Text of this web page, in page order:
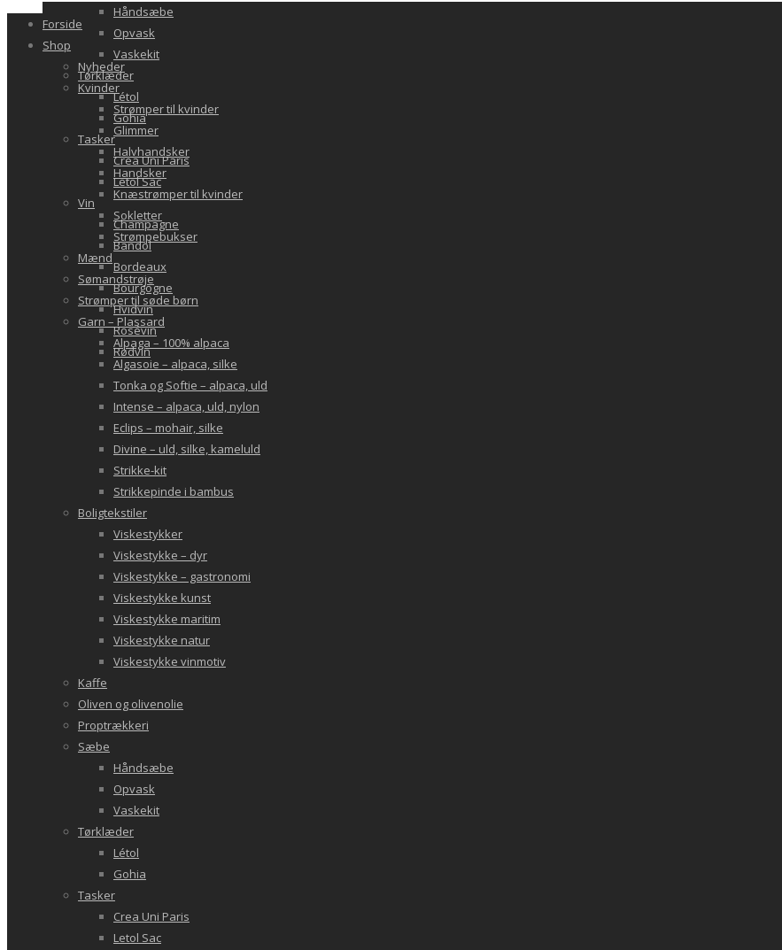
Håndsæbe
Opvask
Vaskekit
Tørklæder
Létol
Gohia
Tasker
Crea Uni Paris
Letol Sac
Vin
Champagne
Bandol
Bordeaux
Bourgogne
Hvidvin
Rosévin
Rødvin
Forside
Shop
Nyheder
Kvinder
Strømper til kvinder
Glimmer
Halvhandsker
Handsker
Knæstrømper til kvinder
Sokletter
Strømpebukser
Mænd
Sømandstrøje
Strømper til søde børn
Garn – Plassard
Alpaga – 100% alpaca
Algasoie – alpaca, silke
Tonka og Softie – alpaca, uld
Intense – alpaca, uld, nylon
Eclips – mohair, silke
Divine – uld, silke, kameluld
Strikke-kit
Strikkepinde i bambus
Boligtekstiler
Viskestykker
Viskestykke – dyr
Viskestykke – gastronomi
Viskestykke kunst
Viskestykke maritim
Viskestykke natur
Viskestykke vinmotiv
Kaffe
Oliven og olivenolie
Proptrækkeri
Sæbe
Håndsæbe
Opvask
Vaskekit
Tørklæder
Létol
Gohia
Tasker
Crea Uni Paris
Letol Sac